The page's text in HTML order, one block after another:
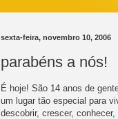
sexta-feira, novembro 10, 2006
parabéns a nós!
É hoje! São 14 anos de
um lugar tão especial para
descobrir, crescer,